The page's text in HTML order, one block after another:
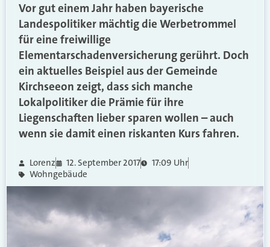
Vor gut einem Jahr haben bayerische
Landespolitiker mächtig die Werbetrommel
für eine freiwillige
Elementarschadenversicherung gerührt. Doch
ein aktuelles Beispiel aus der Gemeinde
Kirchseeon zeigt, dass sich manche
Lokalpolitiker die Prämie für ihre
Liegenschaften lieber sparen wollen – auch
wenn sie damit einen riskanten Kurs fahren.
Lorenz 12. September 2017
17:09 Uhr
Wohngebäude